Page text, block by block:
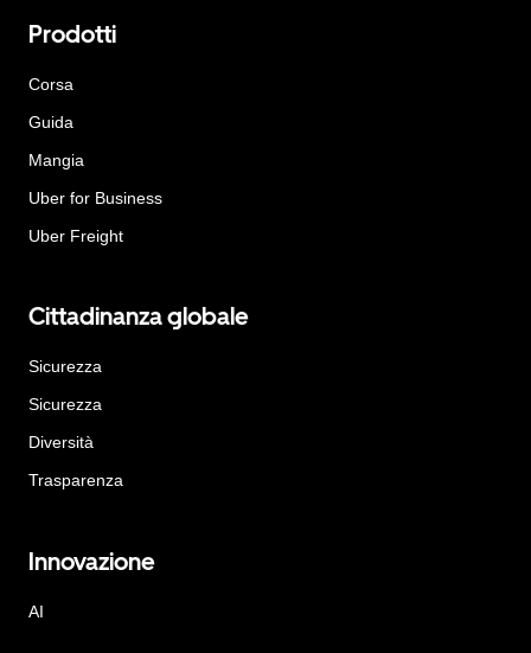
Prodotti
Corsa
Guida
Mangia
Uber for Business
Uber Freight
Cittadinanza globale
Sicurezza
Sicurezza
Diversità
Trasparenza
Innovazione
AI